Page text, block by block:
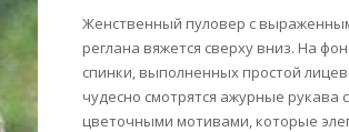
Женственный пуловер с
реглана вяжется сверху вниз. На
спинки, выполненных простой
чудесно смотрятся ажурные рукава с
цветочными мотивами, которые